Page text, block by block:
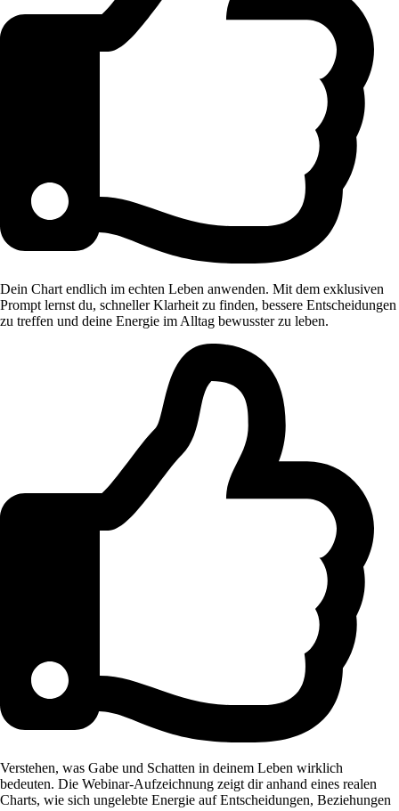
Dein Chart endlich im echten Leben anwenden. Mit dem exklusiven
Prompt lernst du, schneller Klarheit zu finden, bessere Entscheidungen
zu treffen und deine Energie im Alltag bewusster zu leben.
Verstehen, was Gabe und Schatten in deinem Leben wirklich
bedeuten. Die Webinar-Aufzeichnung zeigt dir anhand eines realen
Charts, wie sich ungelebte Energie auf Entscheidungen, Beziehungen